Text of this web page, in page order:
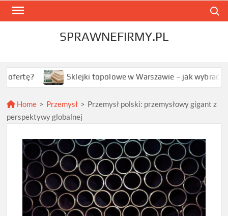
Skip
SPRAWNEFIRMY.PL
Sklejki topolowe w Warszawie – jak wybrać najlepszą
Home > Przemysł > Przemysł polski: przemysłowy gigant z
perspektywy globalnej